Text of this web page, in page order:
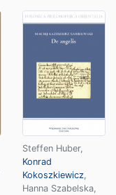
Steffen Huber,
Konrad
Kokoszkiewicz,
Hanna Szabelska,